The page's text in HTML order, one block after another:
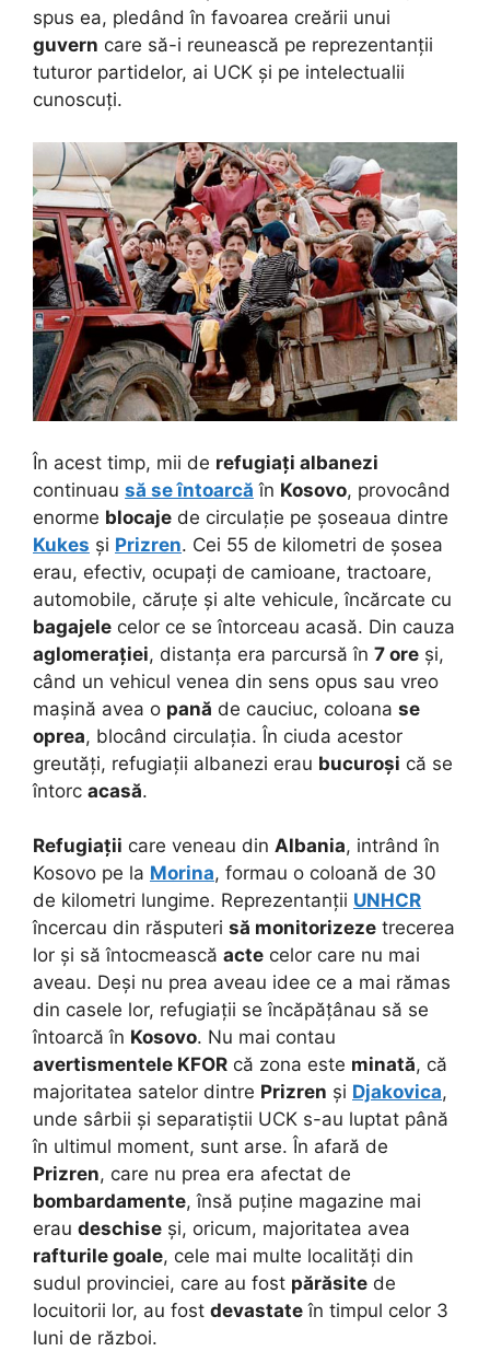
spus ea, pledând în favoarea creării unui
guvern care să-i reunească pe reprezentanții
tuturor partidelor, ai UCK și pe intelectualii
cunoscuți.
În acest timp, mii de refugiați albanezi
continuau să se întoarcă în Kosovo, provocând
enorme blocaje de circulație pe șoseaua dintre
Kukes și Prizren. Cei 55 de kilometri de șosea
erau, efectiv, ocupați de camioane, tractoare,
automobile, căruțe și alte vehicule, încărcate cu
bagajele celor ce se întorceau acasă. Din cauza
aglomerației, distanța era parcursă în 7 ore și,
când un vehicul venea din sens opus sau vreo
mașină avea o pană de cauciuc, coloana se
oprea, blocând circulația. În ciuda acestor
greutăți, refugiații albanezi erau bucuroși că se
întorc acasă.
Refugiații care veneau din Albania, intrând în
Kosovo pe la Morina, formau o coloană de 30
de kilometri lungime. Reprezentanții UNHCR
încercau din răsputeri să monitorizeze trecerea
lor și să întocmească acte celor care nu mai
aveau. Deși nu prea aveau idee ce a mai rămas
din casele lor, refugiații se încăpățânau să se
întoarcă în Kosovo. Nu mai contau
avertismentele KFOR că zona este minată, că
majoritatea satelor dintre Prizren și Djakovica,
unde sârbii și separatiștii UCK s-au luptat până
în ultimul moment, sunt arse. În afară de
Prizren, care nu prea era afectat de
bombardamente, însă puține magazine mai
erau deschise și, oricum, majoritatea avea
rafturile goale, cele mai multe localități din
sudul provinciei, care au fost părăsite de
locuitorii lor, au fost devastate în timpul celor 3
luni de război.